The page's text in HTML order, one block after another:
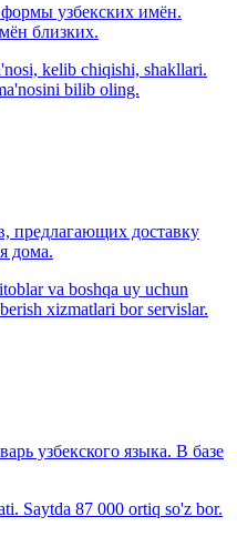
узбекских имён.
близких.
kelib chiqishi, shakllari.
bilib oling.
предлагающих доставку
дома.
va boshqa uy uchun
xizmatlari bor servislar.
узбекского языка. В базе
Saytda 87 000 ortiq so'z bor.